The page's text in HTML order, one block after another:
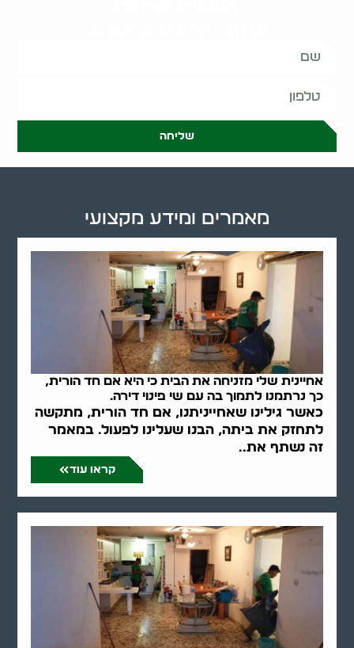
שליחה
אחיינית שלי מזניחה את הבית כי היא אם חד הורית,
כך נרתמנו לתמוך בה עם שי פינוי דירה.
כאשר גילינו שאחייניתנו, אם חד הורית, מתקשה
לתחזק את ביתה, הבנו שעלינו לפעול. במאמר
זה נשתף את..
קראו עוד
מאמרים ומידע מקצועי